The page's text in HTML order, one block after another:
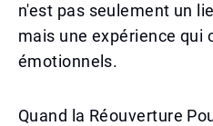
n'est pas seulement un
mais une expérience qui
émotionnels.
Quand la Réouverture